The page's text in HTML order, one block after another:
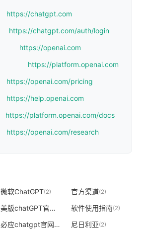
https://chatgpt.com
https://chatgpt.com/auth/login
https://openai.com
https://platform.openai.com
https://openai.com/pricing
https://help.openai.com
https://platform.openai.com/docs
https://openai.com/research
微软ChatGPT(2) 官方渠道(2)
美版chatGPT官网 软件使用指南(2)
必应chatgpt官网
(2) 尼日利亚(2)